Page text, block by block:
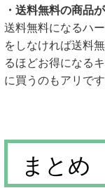
・送料無料の商品
送料無料になるハ
をしなければ送料
るほどお得になる
に買うのもアリです
まとめ